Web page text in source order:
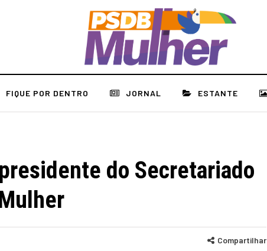
FIQUE POR DENTRO JORNAL ESTANTE
do Secretariado
Compartilhar